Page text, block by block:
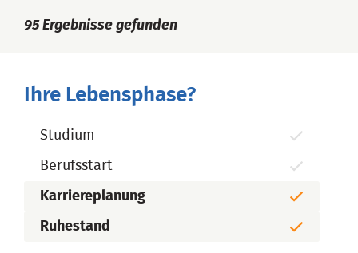
95Ergebnisse gefunden
Ihre Lebensphase?
Studium
Berufsstart
Karriereplanung
Ruhestand